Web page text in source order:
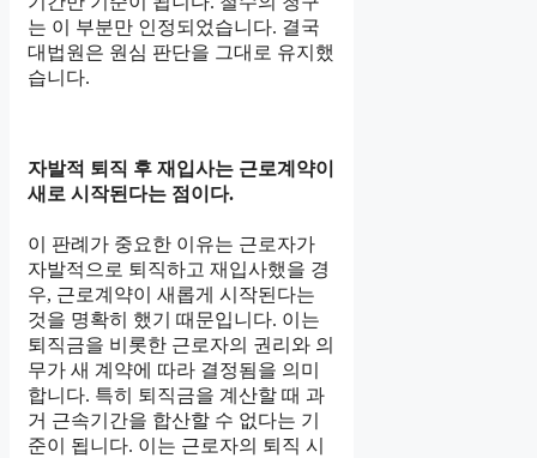
는 이 부분만 인정되었습니다. 결국
대법원은 원심 판단을 그대로 유지했
습니다.
자발적 퇴직 후 재입사는 근로계약이
새로 시작된다는 점이다.
이 판례가 중요한 이유는 근로자가
자발적으로 퇴직하고 재입사했을 경
우, 근로계약이 새롭게 시작된다는
것을 명확히 했기 때문입니다. 이는
퇴직금을 비롯한 근로자의 권리와 의
무가 새 계약에 따라 결정됨을 의미
합니다. 특히 퇴직금을 계산할 때 과
거 근속기간을 합산할 수 없다는 기
준이 됩니다. 이는 근로자의 퇴직 시